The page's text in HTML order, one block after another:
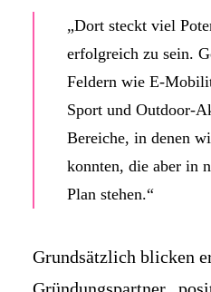
„Dort steckt viel
erfolg­reich zu sein.
Feldern wie E-
Sport und Outdoor-
Bereiche, in denen
konnten, die aber in
Plan stehen.“
Grund­sätzlich blicken